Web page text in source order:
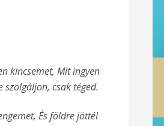
kincsemet, Mit ingyen
szolgáljon, csak téged.
És földre jöttél